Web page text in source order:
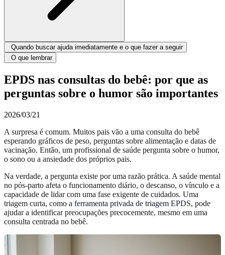
Quando buscar ajuda imediatamente e o que fazer a seguir
O que lembrar
EPDS nas consultas do bebê: por que as
perguntas sobre o humor são importantes
2026/03/21
A surpresa é comum. Muitos pais vão a uma consulta do bebê
esperando gráficos de peso, perguntas sobre alimentação e datas de
vacinação. Então, um profissional de saúde pergunta sobre o humor,
o sono ou a ansiedade dos próprios pais.
Na verdade, a pergunta existe por uma razão prática. A saúde mental
no pós-parto afeta o funcionamento diário, o descanso, o vínculo e a
capacidade de lidar com uma fase exigente de cuidados. Uma
triagem curta, como a ferramenta privada de triagem EPDS, pode
ajudar a identificar preocupações precocemente, mesmo em uma
consulta centrada no bebê.